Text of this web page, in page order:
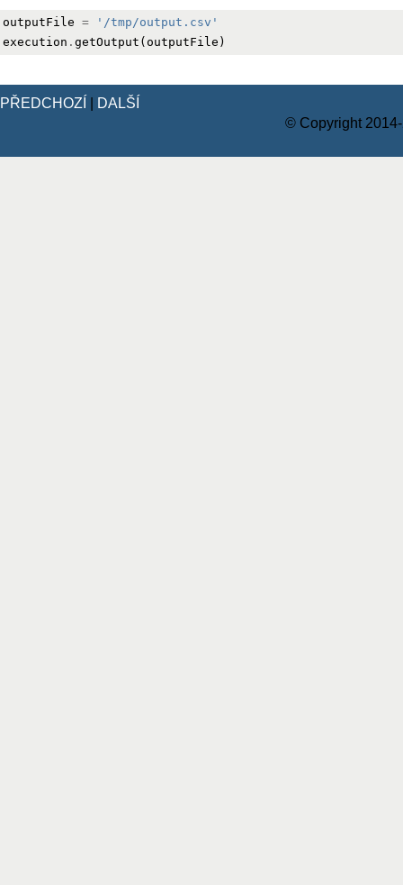
outputFile =
'/tmp/output.csv'
execution . getOutput ( outputFile )
PŘEDCHOZÍ
DALŠÍ
© Copyright